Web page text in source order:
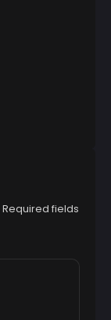
Required fields